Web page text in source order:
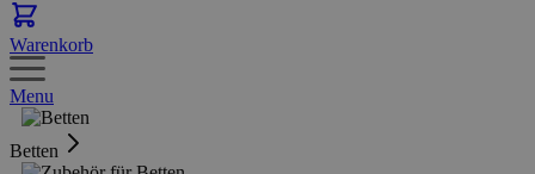
Warenkorb
Menu
Betten